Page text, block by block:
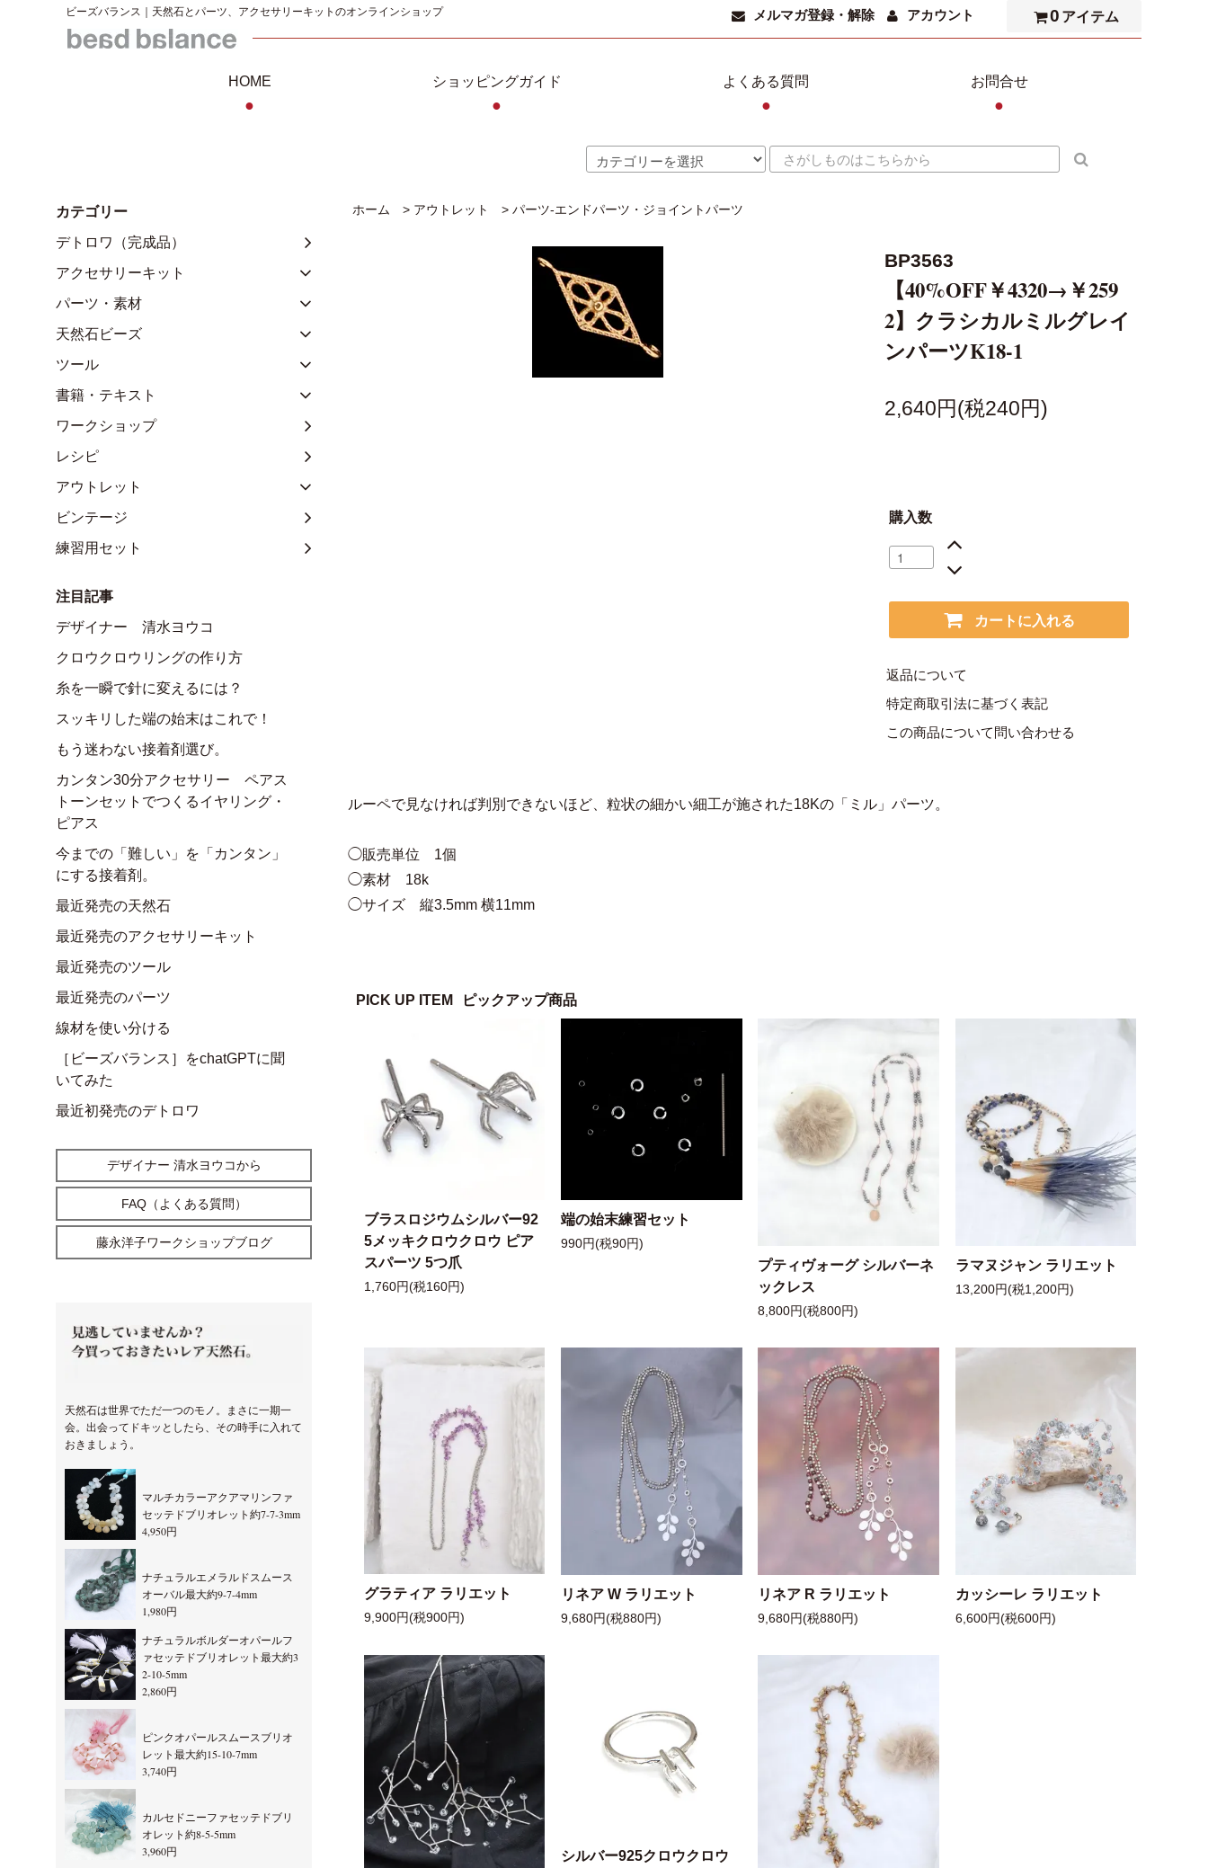
ビーズバランス｜天然石とパーツ、アクセサリーキットのオンラインショップ メルマガ登録・解除 アカウント 0 アイテム
HOME
●
ショッピングガイド
●
よくある質問
●
お問合せ
●
ホーム > アウトレット > パーツ-エンドパーツ・ジョイントパーツ
BP3563
【40%OFF￥4320→￥259
2】クラシカルミルグレイ
ンパーツK18-1
2,640円(税240円)
購入数
カートに入れる
返品について
特定商取引法に基づく表記
この商品について問い合わせる
ルーペで見なければ判別できないほど、粒状の細かい細工が施された18Kの「ミル」パーツ。
◯販売単位 1個
◯素材 18k
◯サイズ 縦3.5mm 横11mm
PICK UP ITEM ピックアップ商品
ブラスロジウムシルバー92
5メッキクロウクロウ ピア
スパーツ 5つ爪
1,760円(税160円)
端の始末練習セット
990円(税90円)
プティヴォーグ シルバーネ
ックレス
8,800円(税800円)
ラマヌジャン ラリエット
13,200円(税1,200円)
グラティア ラリエット
9,900円(税900円)
リネア W ラリエット
9,680円(税880円)
リネア R ラリエット
9,680円(税880円)
カッシーレ ラリエット
6,600円(税600円)
シルバー925クロウクロウ
カテゴリー
デトロワ（完成品）
アクセサリーキット
パーツ・素材
天然石ビーズ
ツール
書籍・テキスト
ワークショップ
レシピ
アウトレット
ビンテージ
練習用セット
注目記事
デザイナー 清水ヨウコ
クロウクロウリングの作り方
糸を一瞬で針に変えるには？
スッキリした端の始末はこれで！
もう迷わない接着剤選び。
カンタン30分アクセサリー ペアス
トーンセットでつくるイヤリング・
ピアス
今までの「難しい」を「カンタン」
にする接着剤。
最近発売の天然石
最近発売のアクセサリーキット
最近発売のツール
最近発売のパーツ
線材を使い分ける
［ビーズバランス］をchatGPTに聞
いてみた
最近初発売のデトロワ
デザイナー 清水ヨウコから
FAQ（よくある質問）
藤永洋子ワークショップブログ
天然石は世界でただ一つのモノ。まさに一期一
会。出会ってドキッとしたら、その時手に入れて
おきましょう。
マルチカラーアクアマリンファ
セッテドブリオレット約7-7-3mm
4,950円
ナチュラルエメラルドスムース
オーバル最大約9-7-4mm
1,980円
ナチュラルボルダーオパールフ
ァセッテドブリオレット最大約3
2-10-5mm
2,860円
ピンクオパールスムースブリオ
レット最大約15-10-7mm
3,740円
カルセドニーファセッテドブリ
オレット約8-5-5mm
3,960円